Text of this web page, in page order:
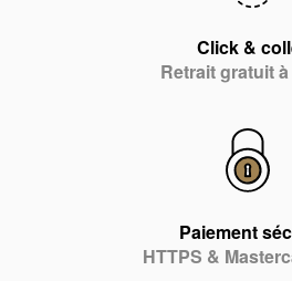
Click &
Retrait gratuit à
Paiement
HTTPS &